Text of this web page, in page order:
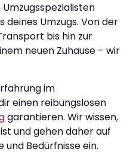
Umzugs. Von der
bis hin zur
neuen Zuhause – wir
im
einen reibungslosen
garantieren. Wir wissen,
und gehen daher auf
Bedürfnisse ein.